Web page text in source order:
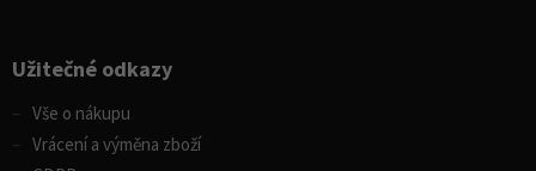
Užitečné odkazy
Vše o nákupu
Vrácení a výměna zboží